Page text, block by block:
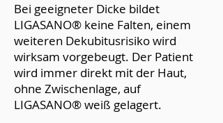
Bei geeigneter Dicke bildet
LIGASANO® keine Falten, einem
weiteren Dekubitusrisiko wird
wirksam vorgebeugt. Der Patient
wird immer direkt mit der Haut,
ohne Zwischenlage, auf
LIGASANO® weiß gelagert.